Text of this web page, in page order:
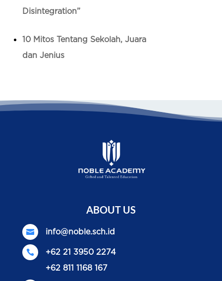
Disintegration”
10 Mitos Tentang Sekolah, Juara
dan Jenius
ABOUT US
 info@noble.sch.id

+62 21 3950 2274
+62 811 1168 167